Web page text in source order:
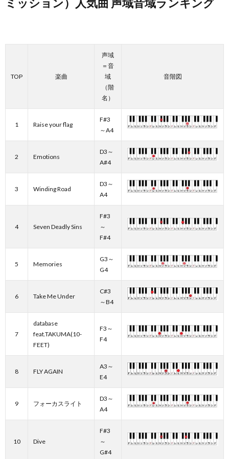
TOP 楽曲
声域
＝音
域
（階
名）
音階図
1 Raise your flag
F#3
～A4
2 Emotions
D3～
A#4
3 Winding Road
D3～
A4
4 Seven Deadly Sins
F#3
～
F#4
5 Memories
G3～
G4
6 Take Me Under
C#3
～B4
7
database
feat.TAKUMA(10-
FEET)
F3～
F4
8 FLY AGAIN
A3～
E4
9 フォーカスライト
D3～
A4
10 Dive
F#3
～
G#4